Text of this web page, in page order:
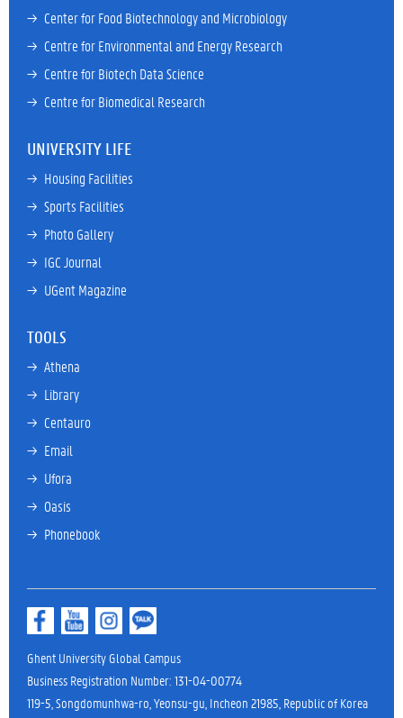
→ Center for Food Biotechnology and Microbiology
→ Centre for Environmental and Energy Research
→ Centre for Biotech Data Science
→ Centre for Biomedical Research
UNIVERSITY LIFE
→ Housing Facilities
→ Sports Facilities
→ Photo Gallery
→ IGC Journal
→ UGent Magazine
TOOLS
→ Athena
→ Library
→ Centauro
→ Email
→ Ufora
→ Oasis
→ Phonebook
Ghent University Global Campus
Business Registration Number: 131-04-00774
119-5, Songdomunhwa-ro, Yeonsu-gu, Incheon 21985, Republic of Korea